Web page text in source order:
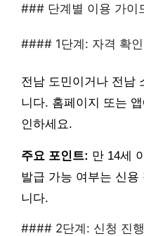
### 단계별 이용 가이
#### 1단계: 자격 확인
전남 도민이거나 전남
니다. 홈페이지 또는
인하세요.
주요 포인트: 만 14세
발급 가능 여부는 신
니다.
#### 2단계: 신청 진행